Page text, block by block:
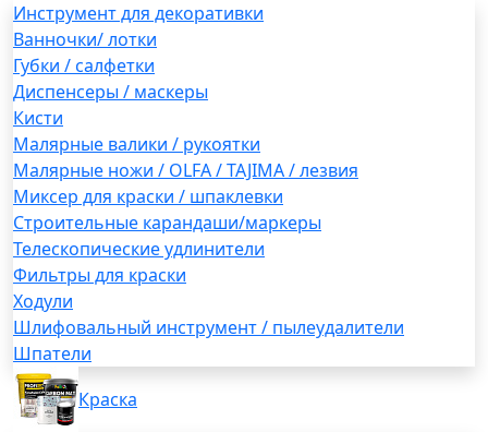
Инструмент для декоративки
Ванночки/ лотки
Губки / салфетки
Диспенсеры / маскеры
Кисти
Малярные валики / рукоятки
Малярные ножи / OLFA / TAJIMA / лезвия
Миксер для краски / шпаклевки
Строительные карандаши/маркеры
Телескопические удлинители
Фильтры для краски
Ходули
Шлифовальный инструмент / пылеудалители
Шпатели
Краска